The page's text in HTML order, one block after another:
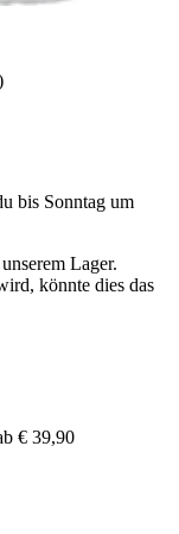
bis Sonntag um
Lager.
könnte dies das
€ 39,90